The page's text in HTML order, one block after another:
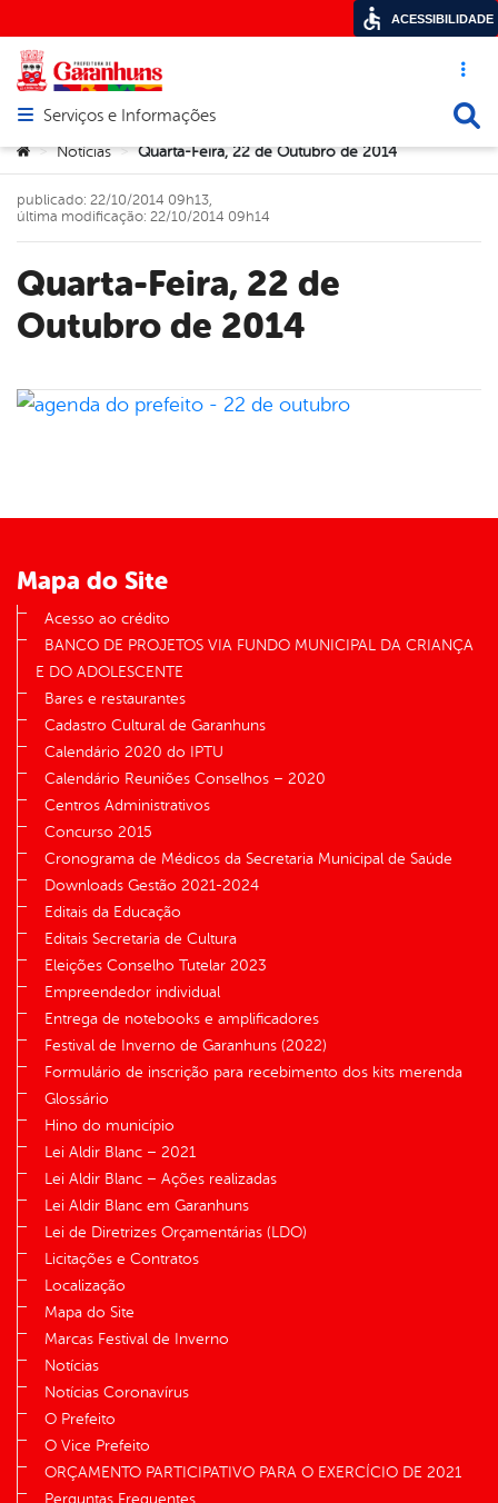
Acesso
Abrir menu principal de navegação
Serviços e Informações
Você está aqui:
> Notícias > Quarta-Feira, 22 de Outubro de 2014
Quarta-Feira, 22 de
Outubro de 2014
publicado: 22/10/2014 09h13,
última modificação: 22/10/2014 09h14
Mapa do Site
Acesso ao crédito
BANCO DE PROJETOS VIA FUNDO MUNICIPAL DA CRIANÇA
E DO ADOLESCENTE
Bares e restaurantes
Cadastro Cultural de Garanhuns
Calendário 2020 do IPTU
Calendário Reuniões Conselhos – 2020
Centros Administrativos
Concurso 2015
Cronograma de Médicos da Secretaria Municipal de Saúde
Downloads Gestão 2021-2024
Editais da Educação
Editais Secretaria de Cultura
Eleições Conselho Tutelar 2023
Empreendedor individual
Entrega de notebooks e amplificadores
Festival de Inverno de Garanhuns (2022)
Formulário de inscrição para recebimento dos kits merenda
Glossário
Hino do município
Lei Aldir Blanc – 2021
Lei Aldir Blanc – Ações realizadas
Lei Aldir Blanc em Garanhuns
Lei de Diretrizes Orçamentárias (LDO)
Licitações e Contratos
Localização
Mapa do Site
Marcas Festival de Inverno
Notícias
Notícias Coronavírus
O Prefeito
O Vice Prefeito
ORÇAMENTO PARTICIPATIVO PARA O EXERCÍCIO DE 2021
Perguntas Frequentes
ACESSIBILIDADE